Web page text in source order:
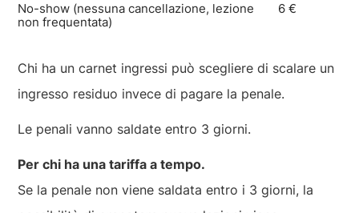
No-show (nessuna cancellazione, lezione
non frequentata)
6 €
Chi ha un carnet ingressi può scegliere di scalare un
ingresso residuo invece di pagare la penale.
Le penali vanno saldate entro 3 giorni.
Per chi ha una tariffa a tempo.
Se la penale non viene saldata entro i 3 giorni, la